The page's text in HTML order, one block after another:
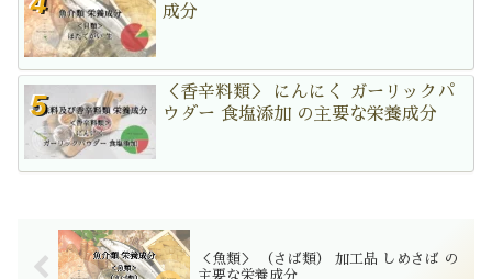
成分
＜香辛料類＞ にんにく ガーリックパ
ウダー 食塩添加 の主要な栄養成分
＜魚類＞ （さば類） 加工品 しめさば の
主要な栄養成分